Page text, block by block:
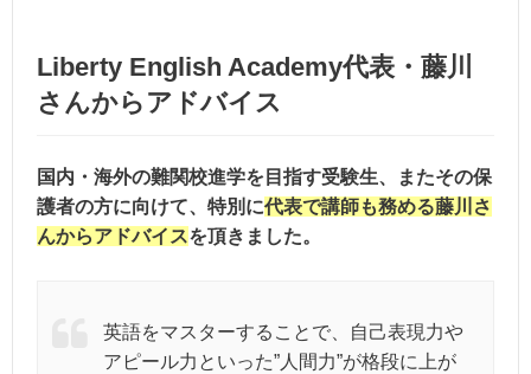
Liberty English Academy代表・藤川
さんからアドバイス
国内・海外の難関校進学を目指す受験生、またその保
護者の方に向けて、特別に代表で講師も務める藤川さ
んからアドバイスを頂きました。
英語をマスターすることで、自己表現力や
アピール力といった”人間力”が格段に上が